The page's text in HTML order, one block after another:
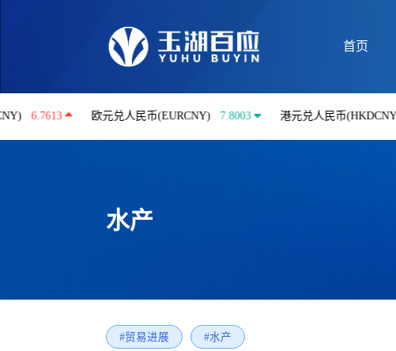
首页
欧元兑人民币(EURCNY) 7.8003 港元兑人民币(HKDCNY) 0.8621
水产
#贸易进展 #水产